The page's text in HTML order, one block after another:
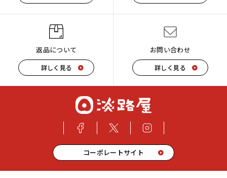
返品について
詳しく見る
お問い合わせ
詳しく見る
コーポレートサイト